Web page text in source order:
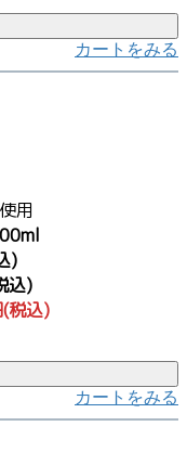
カートをみる
用
)
込)
税込)
カートをみる